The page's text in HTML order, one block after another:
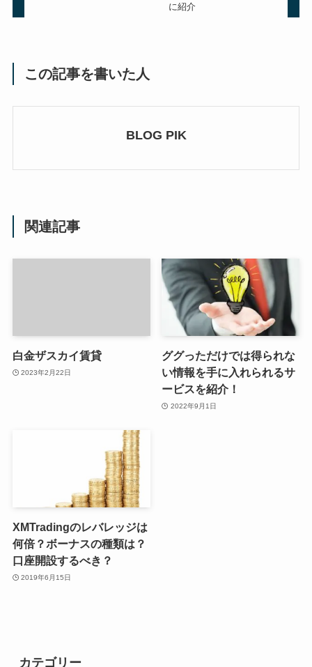
に紹介
この記事を書いた人
BLOG PIK
関連記事
白金ザスカイ賃貸
2023年2月22日
ググっただけでは得られな
い情報を手に入れられるサ
ービスを紹介！
2022年9月1日
XMTradingのレバレッジは
何倍？ボーナスの種類は？
口座開設するべき？
2019年6月15日
カテゴリー